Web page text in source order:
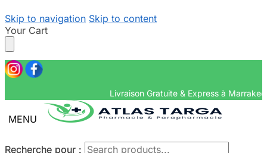
Skip to navigation Skip to content
Your Cart
Livraison Gratuite &
MENU
Recherche pour :
Recherche pour :